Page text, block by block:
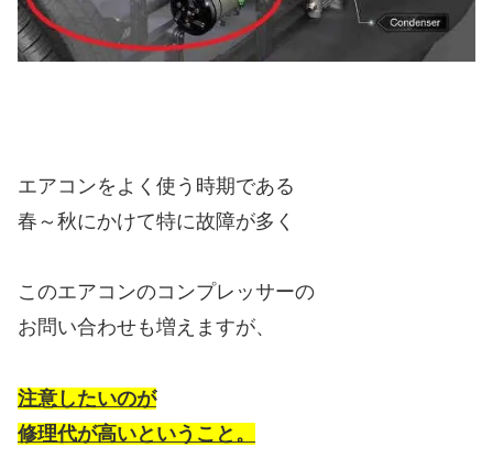
エアコンをよく使う時期である
春～秋にかけて特に故障が多く
このエアコンのコンプレッサーの
お問い合わせも増えますが、
注意したいのが
修理代が高いということ。